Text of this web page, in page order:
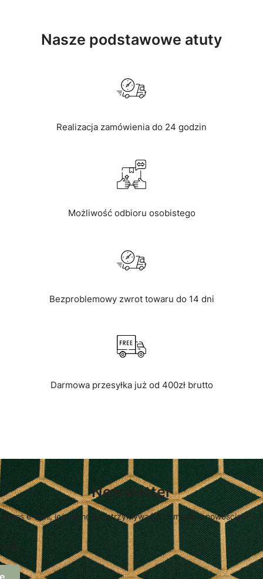
Nasze podstawowe atuty
Realizacja zamówienia do 24 godzin
Możliwość odbioru osobistego
Bezproblemowy zwrot towaru do 14 dni
Darmowa przesyłka już od 400zł brutto
Newsletter
adres e-mail, jeżeli chcesz otrzymywać informacje o nowościach i
mail